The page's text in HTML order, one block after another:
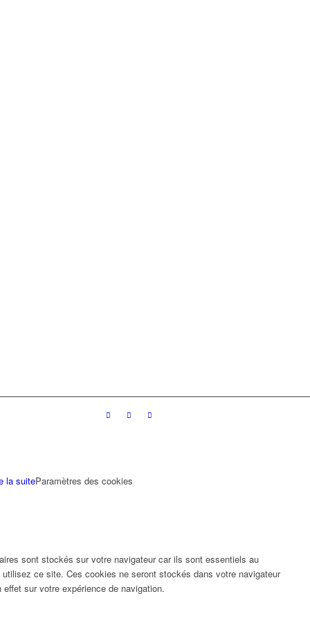
la suiteParamètres des cookies
sont stockés sur votre navigateur car ils sont essentiels au
ce site. Ces cookies ne seront stockés dans votre navigateur
sur votre expérience de navigation.